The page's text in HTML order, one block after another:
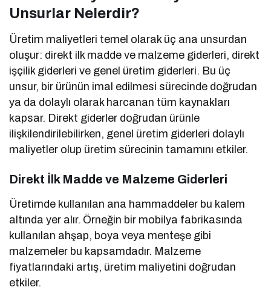
Unsurlar Nelerdir?
Üretim maliyetleri temel olarak üç ana unsurdan
oluşur: direkt ilk madde ve malzeme giderleri, direkt
işçilik giderleri ve genel üretim giderleri. Bu üç
unsur, bir ürünün imal edilmesi sürecinde doğrudan
ya da dolaylı olarak harcanan tüm kaynakları
kapsar. Direkt giderler doğrudan ürünle
ilişkilendirilebilirken, genel üretim giderleri dolaylı
maliyetler olup üretim sürecinin tamamını etkiler.
Direkt İlk Madde ve Malzeme Giderleri
Üretimde kullanılan ana hammaddeler bu kalem
altında yer alır. Örneğin bir mobilya fabrikasında
kullanılan ahşap, boya veya menteşe gibi
malzemeler bu kapsamdadır. Malzeme
fiyatlarındaki artış, üretim maliyetini doğrudan
etkiler.